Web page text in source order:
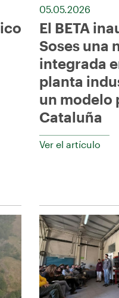
05.05.2026
El BETA
Soses una
integrada
planta
un modelo
Cataluña
Ver el artículo